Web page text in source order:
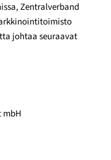
Zentralverband
johtaa seuraavat
mbH